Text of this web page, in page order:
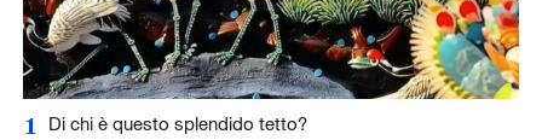
1 Di chi è questo splendido tetto?